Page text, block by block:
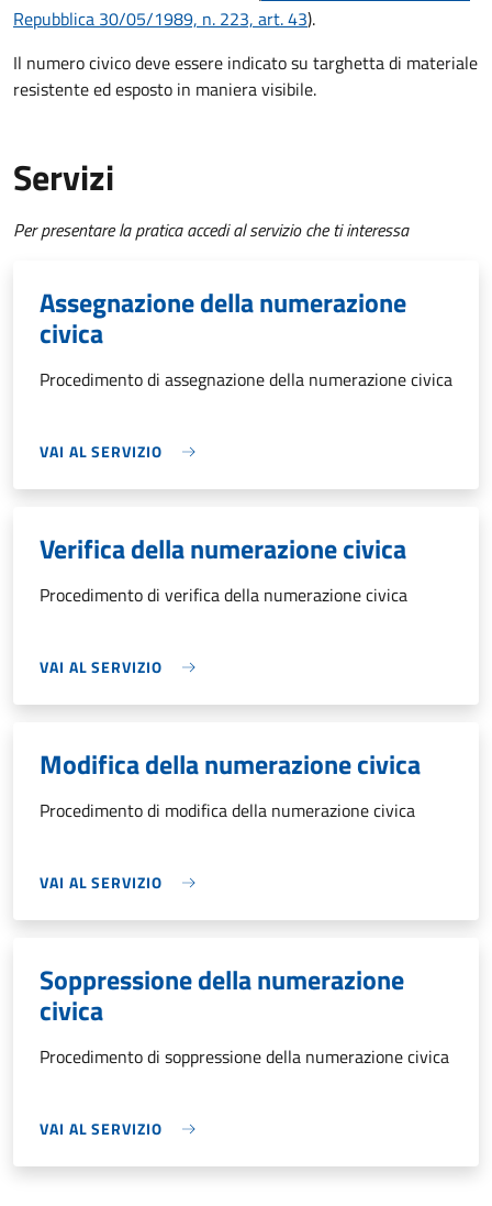
Repubblica 30/05/1989, n. 223, art. 43).
Il numero civico deve essere indicato su targhetta di materiale
resistente ed esposto in maniera visibile.
Servizi
Per presentare la pratica accedi al servizio che ti interessa
Assegnazione della numerazione
civica
Procedimento di assegnazione della numerazione civica
VAI AL SERVIZIO
Verifica della numerazione civica
Procedimento di verifica della numerazione civica
VAI AL SERVIZIO
Modifica della numerazione civica
Procedimento di modifica della numerazione civica
VAI AL SERVIZIO
Soppressione della numerazione
civica
Procedimento di soppressione della numerazione civica
VAI AL SERVIZIO